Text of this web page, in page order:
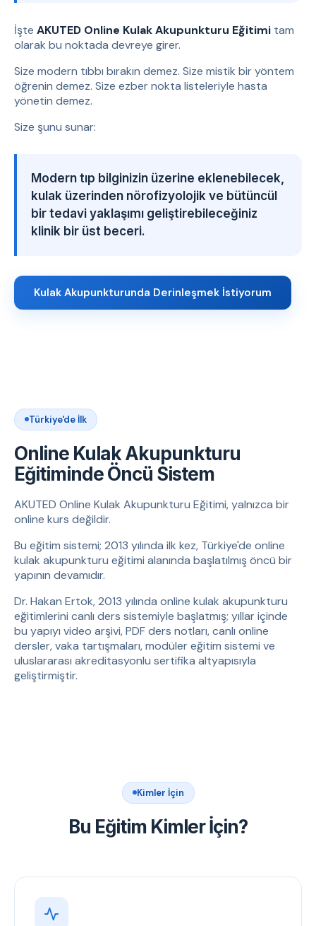
İşte AKUTED Online Kulak Akupunkturu Eğitimi tam
olarak bu noktada devreye girer.
Size modern tıbbı bırakın demez. Size mistik bir yöntem
öğrenin demez. Size ezber nokta listeleriyle hasta
yönetin demez.
Size şunu sunar:
Modern tıp bilginizin üzerine eklenebilecek,
kulak üzerinden nörofizyolojik ve bütüncül
bir tedavi yaklaşımı geliştirebileceğiniz
klinik bir üst beceri.
Kulak Akupunkturunda Derinleşmek İstiyorum
Türkiye'de İlk
Online Kulak Akupunkturu
Eğitiminde Öncü Sistem
AKUTED Online Kulak Akupunkturu Eğitimi, yalnızca bir
online kurs değildir.
Bu eğitim sistemi; 2013 yılında ilk kez, Türkiye'de online
kulak akupunkturu eğitimi alanında başlatılmış öncü bir
yapının devamıdır.
Dr. Hakan Ertok, 2013 yılında online kulak akupunkturu
eğitimlerini canlı ders sistemiyle başlatmış; yıllar içinde
bu yapıyı video arşivi, PDF ders notları, canlı online
dersler, vaka tartışmaları, modüler eğitim sistemi ve
uluslararası akreditasyonlu sertifika altyapısıyla
geliştirmiştir.
Kimler İçin
Bu Eğitim Kimler İçin?